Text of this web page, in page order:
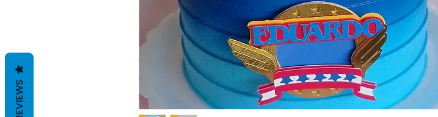
REVIEWS